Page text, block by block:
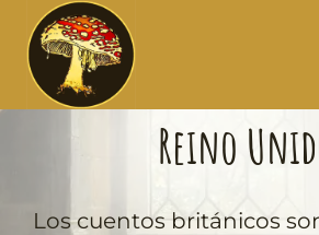
Reino
Los cuentos británicos